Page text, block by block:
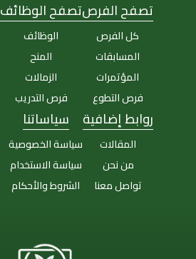
تصفح الفرص
كل الفرص
المسابقات
المؤتمرات
فرص التطوع
تصفح الوظائف
الوظائف
المنح
الزمالات
فرص التدريب
روابط إضافية
المقالات
من نحن
تواصل معنا
سياساتنا
سياسة الخصوصية
سياسة الاستخدام
الشروط والأحكام